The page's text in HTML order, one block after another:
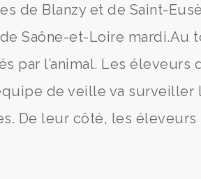
de Blanzy et de Saint-
Saône-et-Loire mardi.Au
par l’animal. Les
de veille va surveiller
De leur côté, les